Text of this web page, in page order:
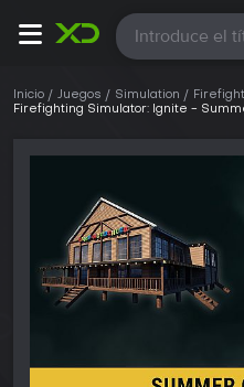
Todas
Inicio Juegos Simulation
Firefighting Simulator: Ignite -